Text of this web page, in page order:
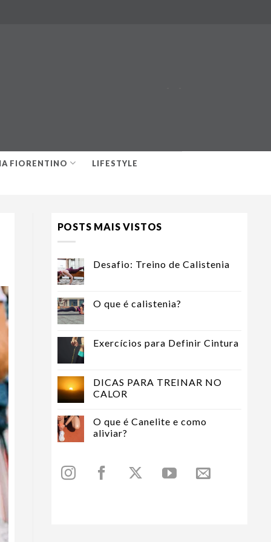
FIORENTINO LIFESTYLE
POSTS MAIS VISTOS
Desafio: Treino de Calistenia
O que é calistenia?
Exercícios para Definir Cintura
DICAS PARA TREINAR NO
CALOR
O que é Canelite e como
aliviar?